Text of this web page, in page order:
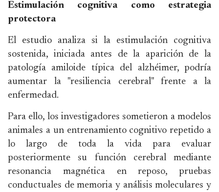
Estimulación cognitiva como estrategia
protectora
El estudio analiza si la estimulación cognitiva
sostenida, iniciada antes de la aparición de la
patología amiloide típica del alzhéimer, podría
aumentar la "resiliencia cerebral" frente a la
enfermedad.
Para ello, los investigadores sometieron a modelos
animales a un entrenamiento cognitivo repetido a
lo largo de toda la vida para evaluar
posteriormente su función cerebral mediante
resonancia magnética en reposo, pruebas
conductuales de memoria y análisis moleculares y